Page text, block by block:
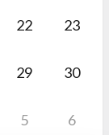
22 23
29 30
5 6